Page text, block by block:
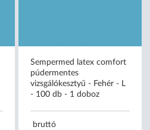
Sempermed latex comfort
púdermentes
vizsgálókesztyű - Fehér - L
- 100 db - 1 doboz
bruttó